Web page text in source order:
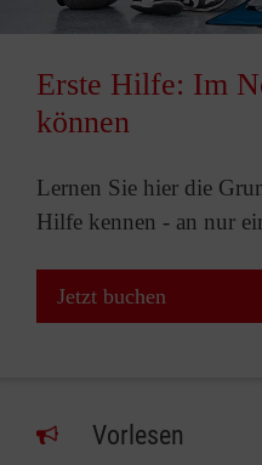
Erste Hilfe: Im
können
Lernen Sie hier die
Hilfe kennen - an nur
Jetzt buchen
Vorlesen